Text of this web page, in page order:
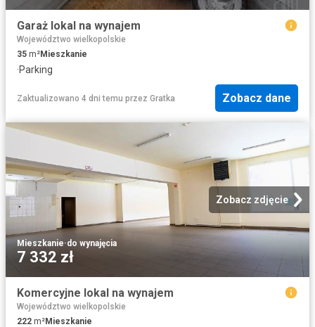
Garaż lokal na wynajem
Województwo wielkopolskie
35 m²Mieszkanie
·Parking
Zaktualizowano 4 dni temu przez Gratka Zobacz dane
Zobacz zdjęcie
Mieszkanie·do wynajęcia
7 332 zł
Komercyjne lokal na wynajem
Województwo wielkopolskie
222 m²Mieszkanie